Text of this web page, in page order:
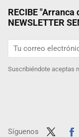
RECIBE "Arranca
NEWSLETTER
Suscribiéndote aceptas
Síguenos